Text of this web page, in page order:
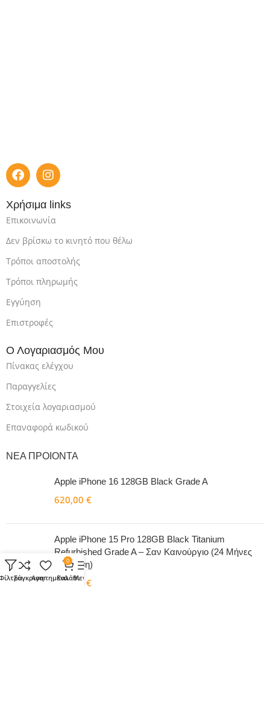
Χρήσιμα links
Επικοινωνία
Δεν βρίσκω το κινητό που θέλω
Τρόποι αποστολής
Τρόποι πληρωμής
Εγγύηση
Επιστροφές
Ο Λογαριασμός Μου
Πίνακας ελέγχου
Παραγγελίες
Στοιχεία λογαριασμού
Επαναφορά κωδικού
ΝΕΑ ΠΡΟΙΟΝΤΑ
Apple iPhone 16 128GB Black Grade A
620,00 €
Apple iPhone 15 Pro 128GB Black Titanium
Refurbished Grade A – Σαν Καινούργιο (24 Μήνες
Εγγύηση)
599,00 €
ΣύγκρισηΑγαπημένα
0
ΚαλάθιΜενού